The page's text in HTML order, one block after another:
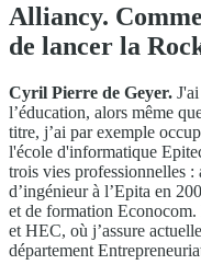
Alliancy.
de lancer la
Cyril Pierre de Geyer.
l’éducation, alors même
titre, j’ai par exemple
l'école d'informatique
trois vies professionnelles
d’ingénieur à l’Epita en
et de formation
et HEC, où j’assure
département